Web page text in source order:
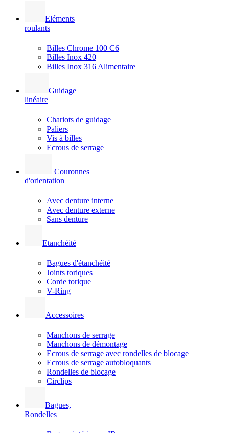
Eléments
roulants
Billes Chrome 100 C6
Billes Inox 420
Billes Inox 316 Alimentaire
Guidage
linéaire
Chariots de guidage
Paliers
Vis à billes
Ecrous de serrage
Couronnes
d'orientation
Avec denture interne
Avec denture externe
Sans denture
Etanchéité
Bagues d'étanchéité
Joints toriques
Corde torique
V-Ring
Accessoires
Manchons de serrage
Manchons de démontage
Ecrous de serrage avec rondelles de blocage
Ecrous de serrage autobloquants
Rondelles de blocage
Circlips
Bagues,
Rondelles